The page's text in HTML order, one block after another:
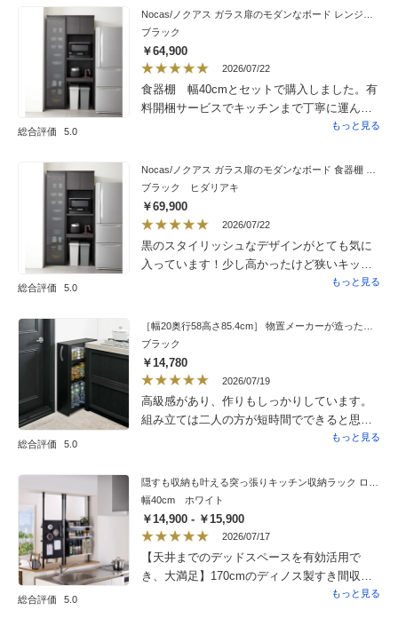
総合評価 5.0
ブラック
￥64,900
2026/07/22
食器棚 幅40cmとセットで購入しました。有
料開梱サービスでキッチンまで丁寧に運んで
設置していただいて、とても助かりました。
当に良かったと思っています。
もっと見る
総合評価 5.0
Nocas/ノクアス ガラス扉のモダンなボード 食器棚 幅40cm
ブラック ヒダリアキ
￥69,900
2026/07/22
黒のスタイリッシュなデザインがとても気に
入っています！少し高かったけど狭いキッチ
ンにもぴったり入ってくれたし、使いやすく
頼んでいましたが、キッチンの設置場所まで
丁寧に運んでいただき、とても助かりまし
た。
もっと見る
総合評価 5.0
ブラック
￥14,780
2026/07/19
高級感があり、作りもしっかりしています。
組み立ては二人の方が短時間でできると思い
ますが、女性一人でもスムーズにできまし
ムーズに動き、ぐらつきもないので、大満足
です。
もっと見る
総合評価 5.0
幅40cm ホワイト
￥14,900 - ￥15,900
2026/07/17
【天井までのデッドスペースを有効活用で
き、大満足】170cmのディノス製すき間収納
の上部スペースを活用したく購入。本来キッ
もっと見る